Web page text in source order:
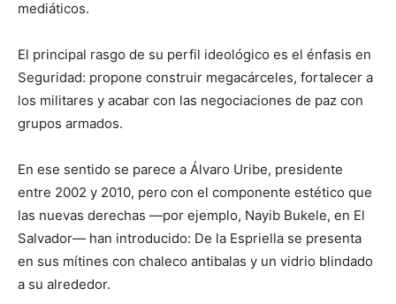
mediáticos.
El principal rasgo de su perfil ideológico es el énfasis en
Seguridad: propone construir megacárceles, fortalecer a
los militares y acabar con las negociaciones de paz con
grupos armados.
En ese sentido se parece a Álvaro Uribe, presidente
entre 2002 y 2010, pero con el componente estético que
las nuevas derechas —por ejemplo, Nayib Bukele, en El
Salvador— han introducido: De la Espriella se presenta
en sus mítines con chaleco antibalas y un vidrio blindado
a su alrededor.